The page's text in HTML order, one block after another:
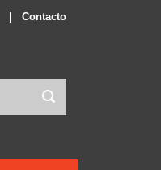
Contacto